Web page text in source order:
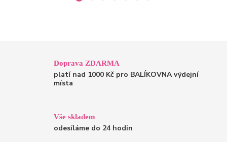
Doprava ZDARMA
platí nad 1000 Kč pro BALÍKOVNA výdejní
místa
Vše skladem
odesíláme do 24 hodin